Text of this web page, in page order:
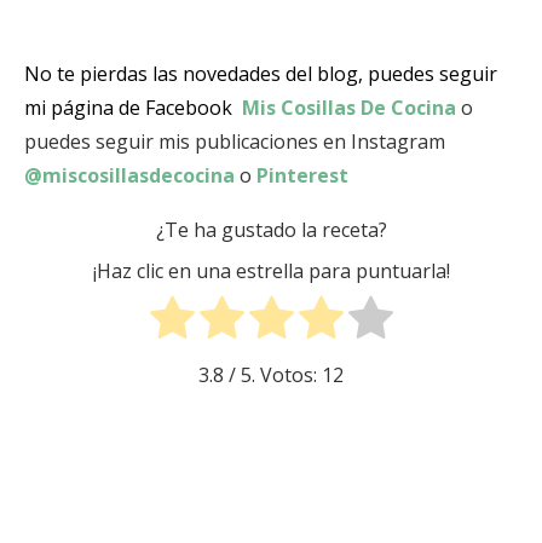
No te pierdas las novedades del blog, puedes seguir
mi página de Facebook Mis Cosillas De Cocina o
puedes seguir mis publicaciones en Instagram
@miscosillasdecocina o Pinterest
¿Te ha gustado la receta?
¡Haz clic en una estrella para puntuarla!
3.8 / 5. Votos: 12